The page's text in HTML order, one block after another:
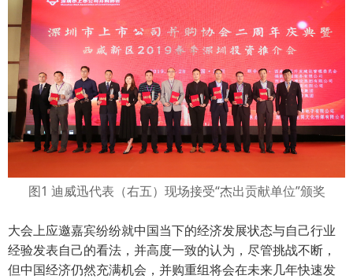
图1 迪威迅代表（右五）现场接受“杰出贡献单位”颁奖
大会上应邀嘉宾纷纷就中国当下的经济发展状态与自己行业
经验发表自己的看法，并高度一致的认为，尽管挑战不断，
但中国经济仍然充满机会，并购重组将会在未来几年快速发